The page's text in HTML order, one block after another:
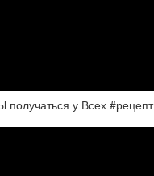
у Всех #рецепт